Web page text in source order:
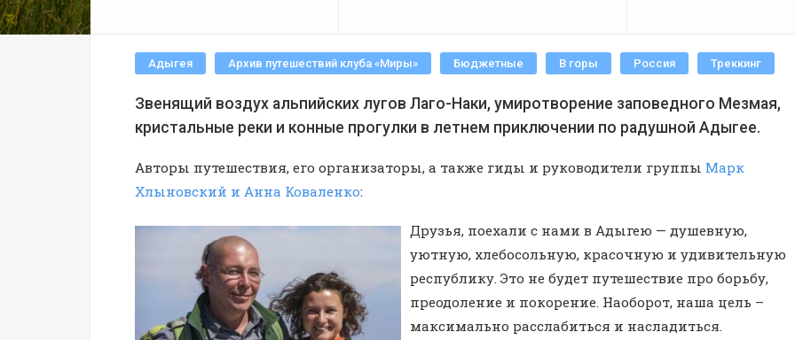
Адыгея Архив путешествий клуба «Миры» Бюджетные В горы Россия Треккинг
Звенящий воздух альпийских лугов Лаго-Наки, умиротворение заповедного Мезмая,
кристальные реки и конные прогулки в летнем приключении по радушной Адыгее.
Авторы путешествия, его организаторы, а также гиды и руководители группы Марк
Хлыновский и Анна Коваленко:
Друзья, поехали с нами в Адыгею — душевную,
уютную, хлебосольную, красочную и удивительную
республику. Это не будет путешествие про борьбу,
преодоление и покорение. Наоборот, наша цель –
максимально расслабиться и насладиться.